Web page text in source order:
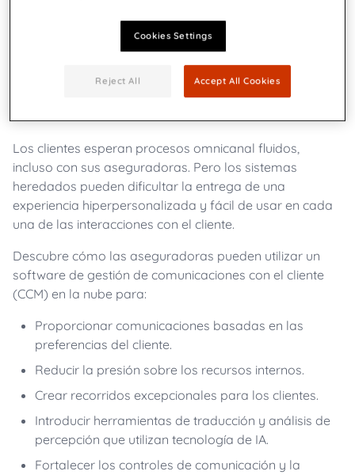
Los clientes esperan procesos omnicanal fluidos,
incluso con sus aseguradoras. Pero los sistemas
heredados pueden dificultar la entrega de una
experiencia hiperpersonalizada y fácil de usar en cada
una de las interacciones con el cliente.
Descubre cómo las aseguradoras pueden utilizar un
software de gestión de comunicaciones con el cliente
(CCM) en la nube para:
Proporcionar comunicaciones basadas en las
preferencias del cliente.
Reducir la presión sobre los recursos internos.
Crear recorridos excepcionales para los clientes.
Introducir herramientas de traducción y análisis de
percepción que utilizan tecnología de IA.
Fortalecer los controles de comunicación y la
Cookies Settings
Reject All Accept All Cookies